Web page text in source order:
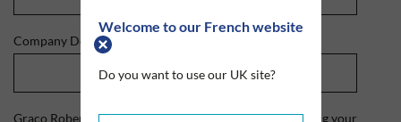
Welcome to our French website
Do you want to use our UK site?
Company Domain
Graco Roberts is committed to protecting and respecting your